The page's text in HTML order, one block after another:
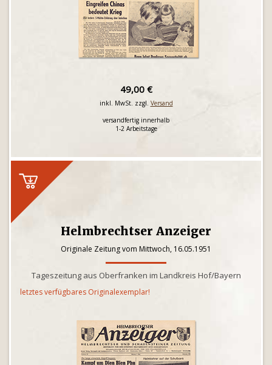
49,00 €
inkl. MwSt. zzgl. Versand
versandfertig innerhalb
1-2 Arbeitstage
Helmbrechtser Anzeiger
Originale Zeitung vom Mittwoch, 16.05.1951
Tageszeitung aus Oberfranken im Landkreis Hof/Bayern
letztes verfügbares Originalexemplar!